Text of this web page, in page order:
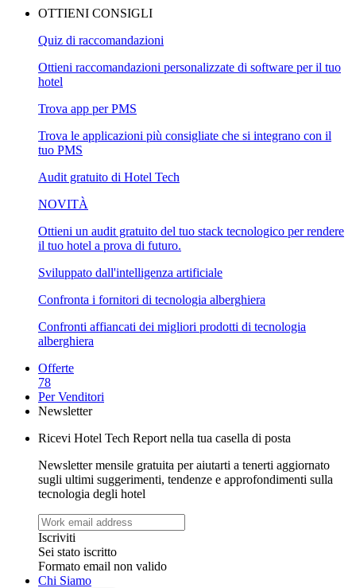
OTTIENI CONSIGLI
Quiz di raccomandazioni
Ottieni raccomandazioni personalizzate di software per il tuo
hotel
Trova app per PMS
Trova le applicazioni più consigliate che si integrano con il
tuo PMS
Audit gratuito di Hotel Tech
NOVITÀ
Ottieni un audit gratuito del tuo stack tecnologico per rendere
il tuo hotel a prova di futuro.
Sviluppato dall'intelligenza artificiale
Confronta i fornitori di tecnologia alberghiera
Confronti affiancati dei migliori prodotti di tecnologia
alberghiera
Offerte
78
Per Venditori
Newsletter
Ricevi Hotel Tech Report nella tua casella di posta
Newsletter mensile gratuita per aiutarti a tenerti aggiornato
sugli ultimi suggerimenti, tendenze e approfondimenti sulla
tecnologia degli hotel
Iscriviti
Sei stato iscritto
Formato email non valido
Chi Siamo